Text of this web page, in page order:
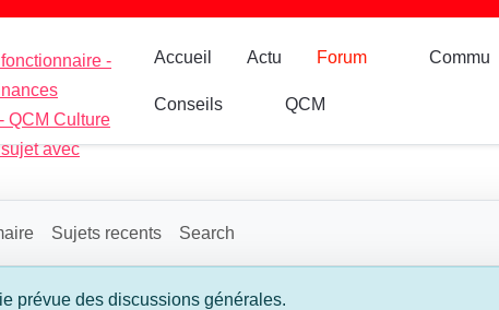
Accueil Actu Forum Commu
Conseils QCM
Sujets recents Search
prévue des discussions générales.